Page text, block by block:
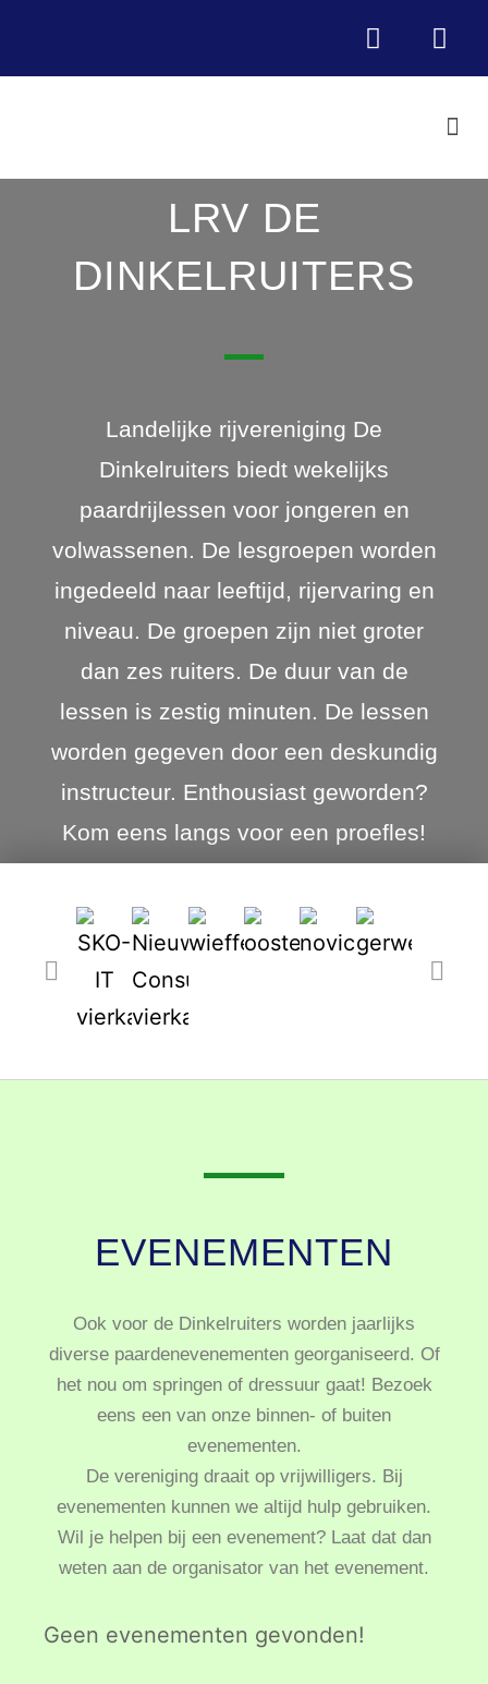
LRV DE
DINKELRUITERS
Landelijke rijvereniging De
Dinkelruiters biedt wekelijks
paardrijlessen voor jongeren en
volwassenen. De lesgroepen worden
ingedeeld naar leeftijd, rijervaring en
niveau. De groepen zijn niet groter
dan zes ruiters. De duur van de
lessen is zestig minuten. De lessen
worden gegeven door een deskundig
instructeur. Enthousiast geworden?
Kom eens langs voor een proefles!
EVENEMENTEN
Ook voor de Dinkelruiters worden jaarlijks
diverse paardenevenementen georganiseerd. Of
het nou om springen of dressuur gaat! Bezoek
eens een van onze binnen- of buiten
evenementen.
De vereniging draait op vrijwilligers. Bij
evenementen kunnen we altijd hulp gebruiken.
Wil je helpen bij een evenement? Laat dat dan
weten aan de organisator van het evenement.
Geen evenementen gevonden!